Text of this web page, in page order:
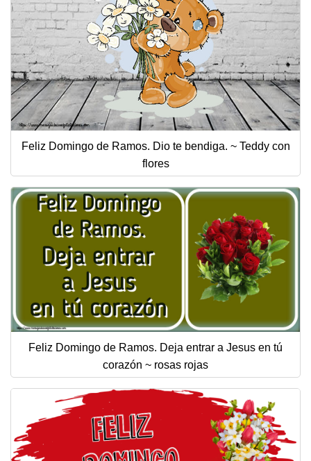
Feliz Domingo de Ramos. Dio te bendiga. ~ Teddy con
flores
Feliz Domingo de Ramos. Deja entrar a Jesus en tú
corazón ~ rosas rojas